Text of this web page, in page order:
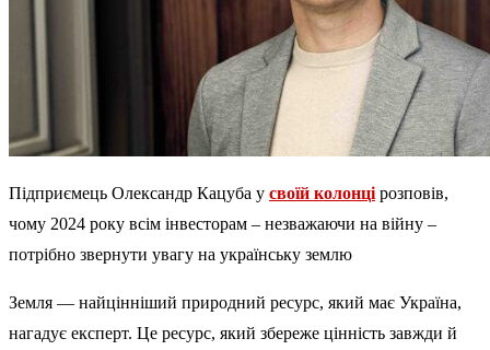
Підприємець Олександр Кацуба у своїй колонці розповів,
чому 2024 року всім інвесторам – незважаючи на війну –
потрібно звернути увагу на українську землю
Земля — найцінніший природний ресурс, який має Україна,
нагадує експерт. Це ресурс, який збереже цінність завжди й